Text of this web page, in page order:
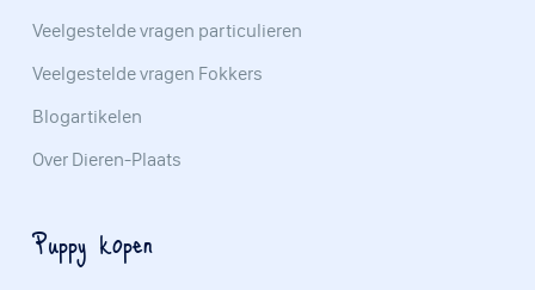
Veelgestelde vragen particulieren
Veelgestelde vragen Fokkers
Blogartikelen
Over Dieren-Plaats
Puppy kopen